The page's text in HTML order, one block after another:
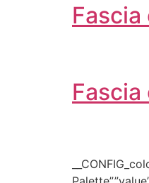
Fascia
Fascia